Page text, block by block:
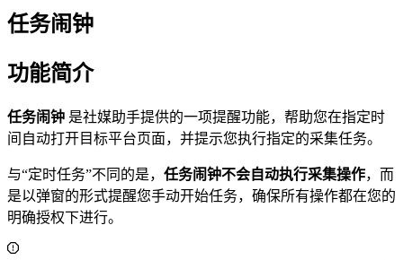
任务闹钟
功能简介
任务闹钟 是社媒助手提供的一项提醒功能，帮助您在指定时
间自动打开目标平台页面，并提示您执行指定的采集任务。
与“定时任务”不同的是， 任务闹钟不会自动执行采集操作，而
是以弹窗的形式提醒您手动开始任务，确保所有操作都在您的
明确授权下进行。